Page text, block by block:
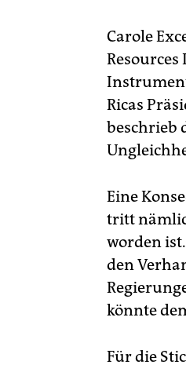
Carole
Instrument
Ricas
beschrieb
Eine
tritt
worden
den
könnte
Für die